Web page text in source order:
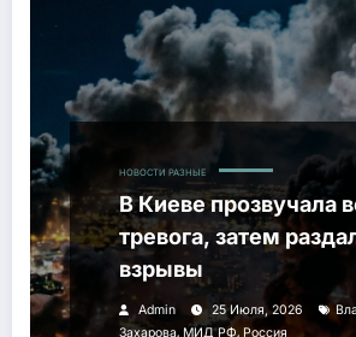
НОВОСТИ РАЗНЫЕ
В Киеве прозвучала
тревога, затем
взрывы
Admin 25 Июля, 2026
Захарова,МИД РФ, Россия